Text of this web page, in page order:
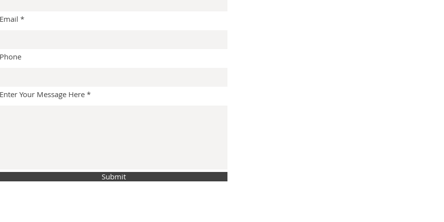
Email
Phone
Enter Your Message Here
Submit